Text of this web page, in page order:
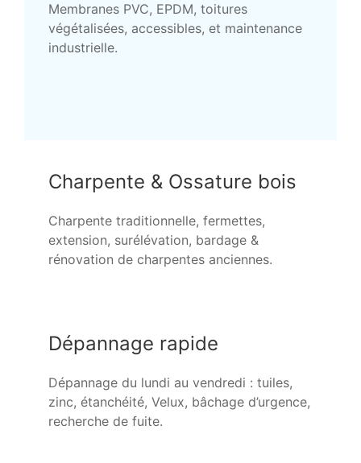
Membranes PVC, EPDM, toitures
végétalisées, accessibles, et maintenance
industrielle.
Charpente & Ossature bois
Charpente traditionnelle, fermettes,
extension, surélévation, bardage &
rénovation de charpentes anciennes.
Dépannage rapide
Dépannage du lundi au vendredi : tuiles,
zinc, étanchéité, Velux, bâchage d’urgence,
recherche de fuite.